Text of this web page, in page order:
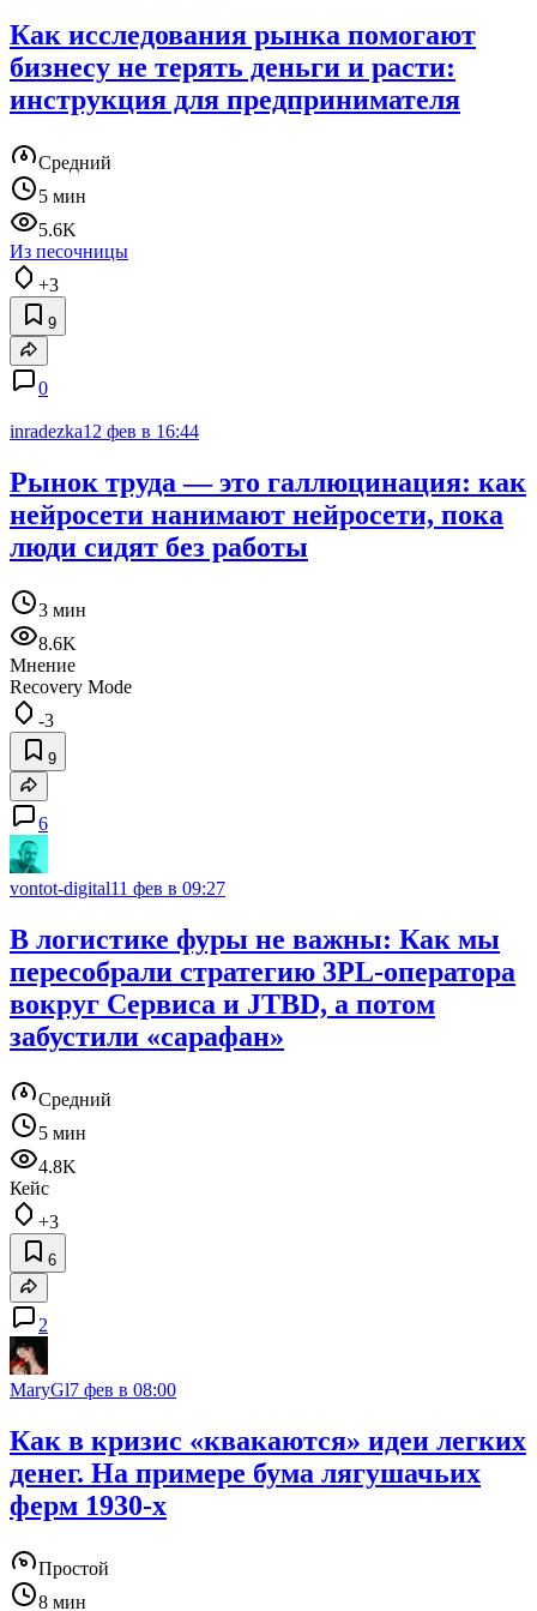
Как исследования рынка помогают
бизнесу не терять деньги и расти:
инструкция для предпринимателя
Средний
5 мин
5.6K
Из песочницы
+3
9
0
inradezka12 фев в 16:44
Рынок труда — это галлюцинация: как
нейросети нанимают нейросети, пока
люди сидят без работы
3 мин
8.6K
Мнение
Recovery Mode
-3
9
6
vontot-digital11 фев в 09:27
В логистике фуры не важны: Как мы
пересобрали стратегию 3PL-оператора
вокруг Сервиса и JTBD, а потом
забустили «сарафан»
Средний
5 мин
4.8K
Кейс
+3
6
2
MaryGl7 фев в 08:00
Как в кризис «квакаются» идеи легких
денег. На примере бума лягушачьих
ферм 1930-х
Простой
8 мин